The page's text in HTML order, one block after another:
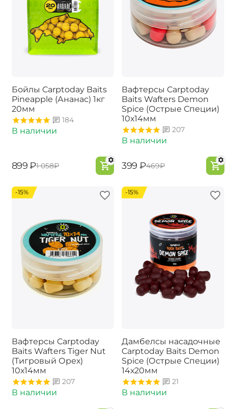
Бойлы Carptoday Baits
Pineapple (Ананас) 1кг
20мм
184
В наличии
‍899‍ ₽‍1 058‍₽
Вафтерсы Carptoday
Baits Wafters Demon
Spice (Острые Специи)
10х14мм
207
В наличии
‍399‍ ₽‍469‍₽
-15%
Вафтерсы Carptoday
Baits Wafters Tiger Nut
(Тигровый Орех)
10х14мм
207
В наличии
-15%
Дамбелсы насадочные
Carptoday Baits Demon
Spice (Острые Специи)
14х20мм
21
В наличии